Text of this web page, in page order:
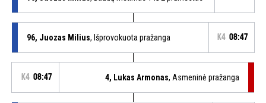
96, Juozas Milius, Išprovokuota pražanga K4 08:47
K4 08:47 4, Lukas Armonas, Asmeninė pražanga